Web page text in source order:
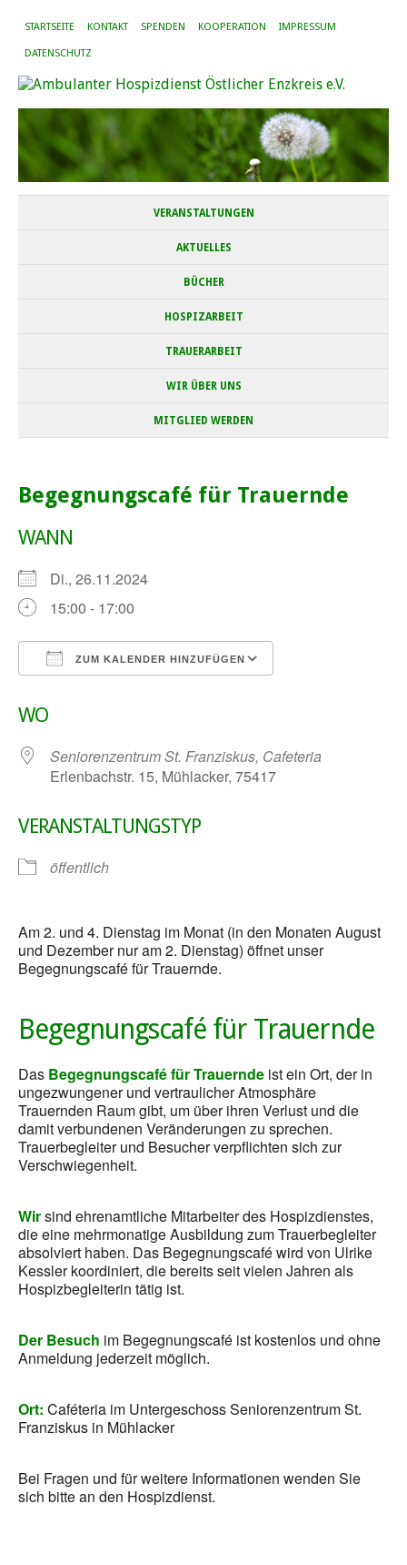
STARTSEITE KONTAKT SPENDEN KOOPERATION IMPRESSUM
DATENSCHUTZ
VERANSTALTUNGEN
AKTUELLES
BÜCHER
HOSPIZARBEIT
TRAUERARBEIT
WIR ÜBER UNS
MITGLIED WERDEN
Begegnungscafé für Trauernde
WANN
Di., 26.11.2024
15:00 - 17:00
ZUM KALENDER HINZUFÜGEN
WO
Seniorenzentrum St. Franziskus, Cafeteria
Erlenbachstr. 15, Mühlacker, 75417
VERANSTALTUNGSTYP
öffentlich
Am 2. und 4. Dienstag im Monat (in den Monaten August
und Dezember nur am 2. Dienstag) öffnet unser
Begegnungscafé für Trauernde.
Begegnungscafé für Trauernde
Das Begegnungscafé für Trauernde ist ein Ort, der in
ungezwungener und vertraulicher Atmosphäre
Trauernden Raum gibt, um über ihren Verlust und die
damit verbundenen Veränderungen zu sprechen.
Trauerbegleiter und Besucher verpflichten sich zur
Verschwiegenheit.
Wirsind ehrenamtliche Mitarbeiter des Hospizdienstes,
die eine mehrmonatige Ausbildung zum Trauerbegleiter
absolviert haben. Das Begegnungscafé wird von Ulrike
Kessler koordiniert, die bereits seit vielen Jahren als
Hospizbegleiterin tätig ist.
Der Besuch im Begegnungscafé ist kostenlos und ohne
Anmeldung jederzeit möglich.
Ort: Caféteria im Untergeschoss Seniorenzentrum St.
Franziskus in Mühlacker
Bei Fragen und für weitere Informationen wenden Sie
sich bitte an den Hospizdienst.